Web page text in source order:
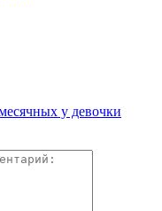
у девочки